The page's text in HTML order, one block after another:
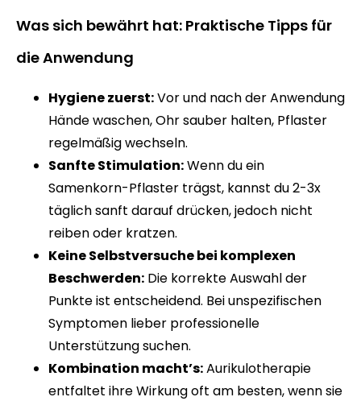
Was sich bewährt hat: Praktische Tipps für
die Anwendung
Hygiene zuerst:Vor und nach der Anwendung
Hände waschen, Ohr sauber halten, Pflaster
regelmäßig wechseln.
Sanfte Stimulation:Wenn du ein
Samenkorn-Pflaster trägst, kannst du 2-3x
täglich sanft darauf drücken, jedoch nicht
reiben oder kratzen.
Keine Selbstversuche bei komplexen
Beschwerden: Die korrekte Auswahl der
Punkte ist entscheidend. Bei unspezifischen
Symptomen lieber professionelle
Unterstützung suchen.
Kombination macht’s:Aurikulotherapie
entfaltet ihre Wirkung oft am besten, wenn sie